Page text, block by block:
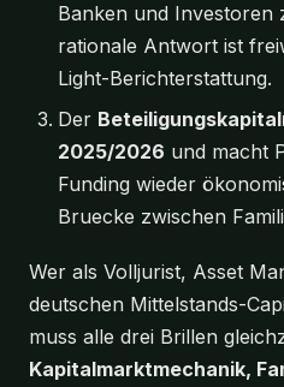
Banken und
rationale Antwort ist
Light-Berichterstattung.
Der
2025/2026 und macht
Funding wieder
Bruecke zwischen
Wer als Volljurist, Asset
deutschen Mittelstands-
muss alle drei Brillen
Kapitalmarktmechanik,